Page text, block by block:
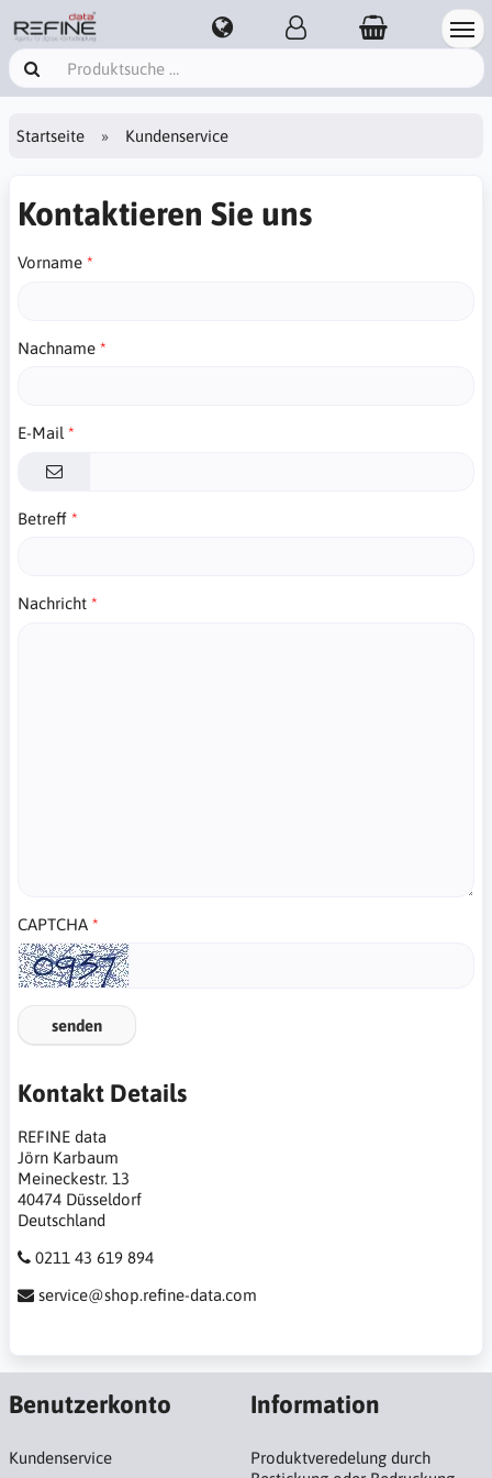
Startseite Kundenservice
Kontaktieren Sie uns
Vorname
Nachname
E-Mail
Betreff
Nachricht
CAPTCHA
senden
Kontakt Details
REFINE data
Jörn Karbaum
Meineckestr. 13
40474 Düsseldorf
Deutschland
0211 43 619 894
service@shop.refine-data.com
Benutzerkonto
Kundenservice
Information
Produktveredelung durch